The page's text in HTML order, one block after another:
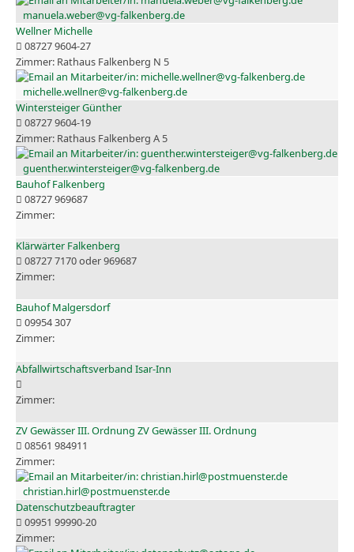
manuela.weber@vg-falkenberg.de
Wellner Michelle
08727 9604-27
Rathaus Falkenberg N 5
michelle.wellner@vg-falkenberg.de
Wintersteiger Günther
08727 9604-19
Rathaus Falkenberg A 5
guenther.wintersteiger@vg-falkenberg.de
Bauhof Falkenberg
08727 969687
Klärwärter Falkenberg
08727 7170 oder 969687
Bauhof Malgersdorf
09954 307
Abfallwirtschaftsverband Isar-Inn
ZV Gewässer III. Ordnung ZV Gewässer III. Ordnung
08561 984911
christian.hirl@postmuenster.de
Datenschutzbeauftragter
09951 99990-20